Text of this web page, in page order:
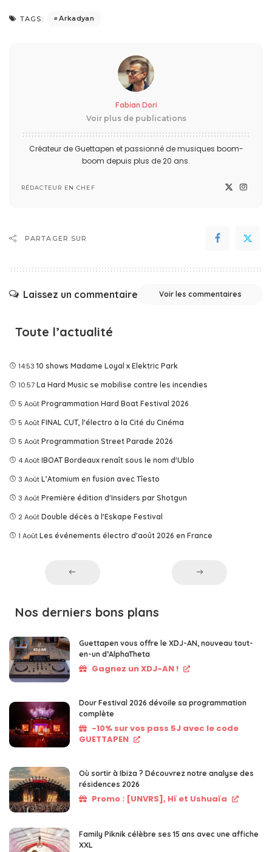
TAGS: Arkadyan
Fabian Dori
Voir plus de publications
Créateur de Guettapen et passionné de musiques boom-
boom depuis plus de 20 ans.
RÉDACTEUR EN CHEF
PARTAGER SUR
Laissez un commentaire Voir les commentaires
Toute l’actualité
14:53 10 shows Madame Loyal x Elektric Park
10:57 La Hard Music se mobilise contre les incendies
5 Août Programmation Hard Boat Festival 2026
5 Août FINAL CUT, l'électro à la Cité du Cinéma
5 Août Programmation Street Parade 2026
4 Août IBOAT Bordeaux renaît sous le nom d'Ublo
3 Août L’Atomium en fusion avec Tîesto
3 Août Première édition d'Insiders par Shotgun
2 Août Double décès à l'Eskape Festival
1 Août Les événements électro d'août 2026 en France
Nos derniers bons plans
Guettapen vous offre le XDJ-AN, nouveau tout-
en-un d’AlphaTheta
Gagnez un XDJ-AN !
Dour Festival 2026 dévoile sa programmation
complète
-10% sur vos pass 5J avec le code
GUETTAPEN
Où sortir à Ibiza ? Découvrez notre analyse des
résidences 2026
Promo : [UNVRS], Hï et Ushuaïa
Family Piknik célèbre ses 15 ans avec une affiche
XXL